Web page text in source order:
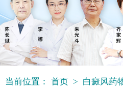
当前位置： 首页 > 白癜风药